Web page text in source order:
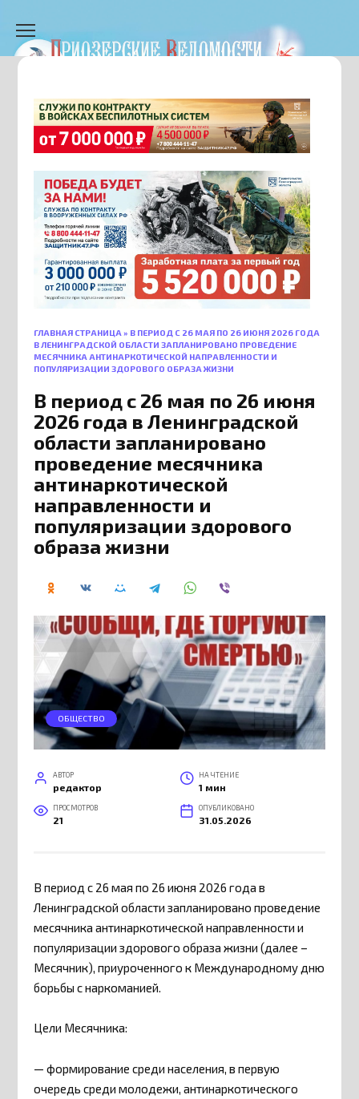
содержанию
ГЛАВНАЯ СТРАНИЦА » В ПЕРИОД С 26 МАЯ ПО 26 ИЮНЯ 2026 ГОДА
В ЛЕНИНГРАДСКОЙ ОБЛАСТИ ЗАПЛАНИРОВАНО ПРОВЕДЕНИЕ
МЕСЯЧНИКА АНТИНАРКОТИЧЕСКОЙ НАПРАВЛЕННОСТИ И
ПОПУЛЯРИЗАЦИИ ЗДОРОВОГО ОБРАЗА ЖИЗНИ
В период с 26 мая по 26 июня
2026 года в Ленинградской
области запланировано
проведение месячника
антинаркотической
направленности и
популяризации здорового
образа жизни
ОБЩЕСТВО
АВТОР
редактор
НА ЧТЕНИЕ
1 мин
ПРОСМОТРОВ
21
ОПУБЛИКОВАНО
31.05.2026
В период с 26 мая по 26 июня 2026 года в
Ленинградской области запланировано проведение
месячника антинаркотической направленности и
популяризации здорового образа жизни (далее –
Месячник), приуроченного к Международному дню
борьбы с наркоманией.
Цели Месячника:
— формирование среди населения, в первую
очередь среди молодежи, антинаркотического